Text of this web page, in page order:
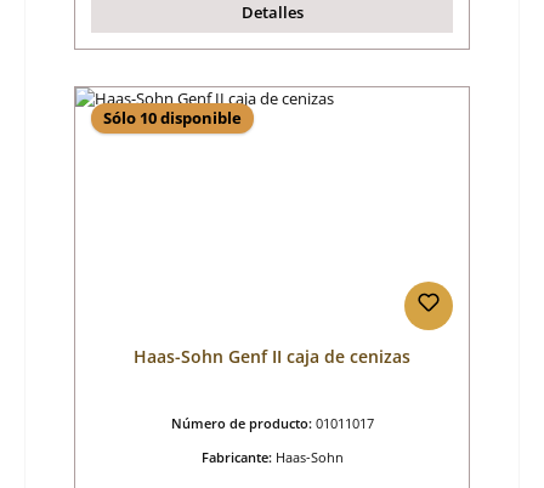
Detalles
Sólo 10 disponible
Haas-Sohn Genf II caja de cenizas
Número de producto: 01011017
Fabricante: Haas-Sohn